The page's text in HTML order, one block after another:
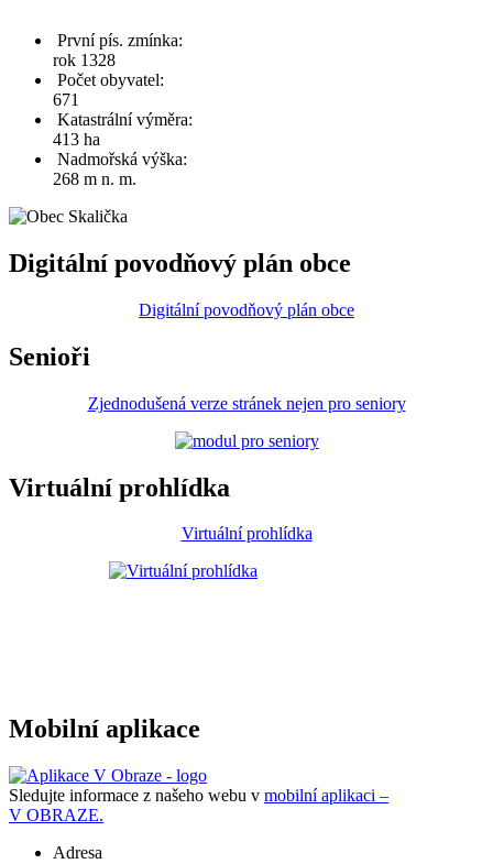
První pís. zmínka:
rok 1328
Počet obyvatel:
671
Katastrální výměra:
413 ha
Nadmořská výška:
268 m n. m.
Digitální povodňový plán obce
Digitální povodňový plán obce
Senioři
Zjednodušená verze stránek nejen pro seniory
Virtuální prohlídka
Virtuální prohlídka
Mobilní aplikace
Sledujte informace z našeho webu v mobilní aplikaci –
V OBRAZE.
Adresa